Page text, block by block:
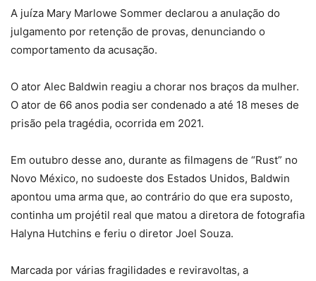
A juíza Mary Marlowe Sommer declarou a anulação do
julgamento por retenção de provas, denunciando o
comportamento da acusação.
O ator Alec Baldwin reagiu a chorar nos braços da mulher.
O ator de 66 anos podia ser condenado a até 18 meses de
prisão pela tragédia, ocorrida em 2021.
Em outubro desse ano, durante as filmagens de “Rust” no
Novo México, no sudoeste dos Estados Unidos, Baldwin
apontou uma arma que, ao contrário do que era suposto,
continha um projétil real que matou a diretora de fotografia
Halyna Hutchins e feriu o diretor Joel Souza.
Marcada por várias fragilidades e reviravoltas, a